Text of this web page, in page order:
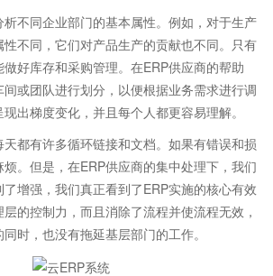
不同企业部门的基本属性。例如，对于生产
不同，它们对产品生产的贡献也不同。只有
好库存和采购管理。在ERP供应商的帮助
或团队进行划分，以便根据业务需求进行调
出梯度变化，并且每个人都更容易理解。
都有许多循环链接和文档。如果有错误和损
。但是，在ERP供应商的集中处理下，我们
增强，我们真正看到了ERP实施的核心有效
的控制力，而且消除了流程并使流程无效，
时，也没有拖延基层部门的工作。